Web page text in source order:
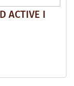
ACTIVE I